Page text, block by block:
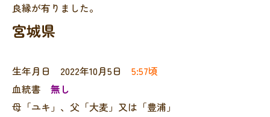
良縁が有りました。
宮城県
生年月日 2022年10月5日 5:57頃
血統書 無し
母「ユキ」、父「大麦」又は「豊浦」